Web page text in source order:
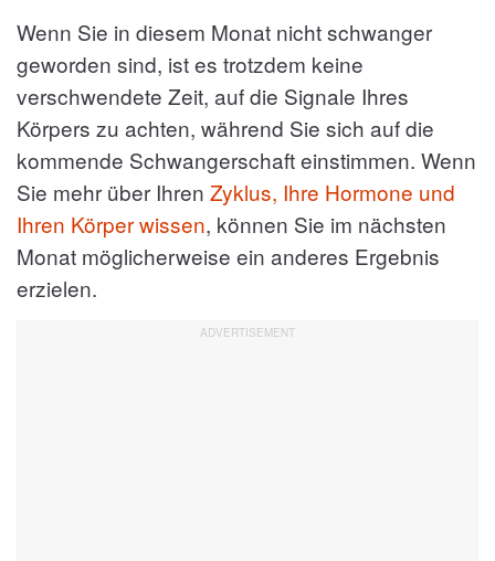
Wenn Sie in diesem Monat nicht schwanger
geworden sind, ist es trotzdem keine
verschwendete Zeit, auf die Signale Ihres
Körpers zu achten, während Sie sich auf die
kommende Schwangerschaft einstimmen. Wenn
Sie mehr über Ihren Zyklus, Ihre Hormone und
Ihren Körper wissen, können Sie im nächsten
Monat möglicherweise ein anderes Ergebnis
erzielen.